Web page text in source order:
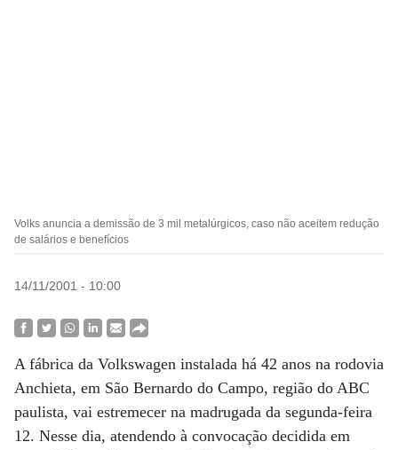
Volks anuncia a demissão de 3 mil metalúrgicos, caso não aceitem redução
de salários e benefícios
14/11/2001 - 10:00
A fábrica da Volkswagen instalada há 42 anos na rodovia
Anchieta, em São Bernardo do Campo, região do ABC
paulista, vai estremecer na madrugada da segunda-feira
12. Nesse dia, atendendo à convocação decidida em